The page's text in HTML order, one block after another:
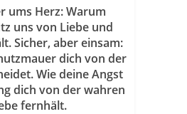
ums Herz: Warum
uns von Liebe und
Sicher, aber einsam:
dich von der
Wie deine Angst
dich von der wahren
fernhält.